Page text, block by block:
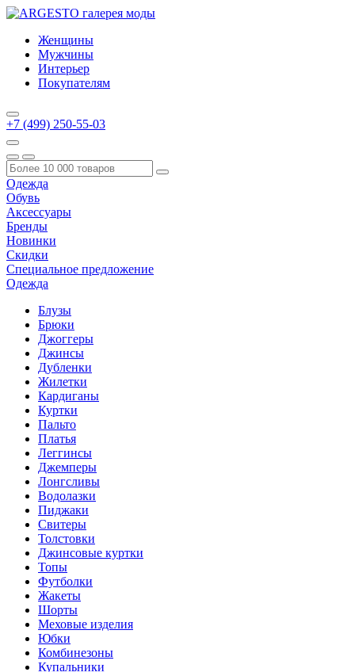
Женщины
Мужчины
Интерьер
Покупателям
+7 (499) 250-55-03
Одежда
Обувь
Аксессуары
Бренды
Новинки
Скидки
Специальное предложение
Одежда
Блузы
Брюки
Джоггеры
Джинсы
Дубленки
Жилетки
Кардиганы
Куртки
Пальто
Платья
Леггинсы
Джемперы
Лонгсливы
Водолазки
Пиджаки
Свитеры
Толстовки
Джинсовые куртки
Топы
Футболки
Жакеты
Шорты
Меховые изделия
Юбки
Комбинезоны
Купальники